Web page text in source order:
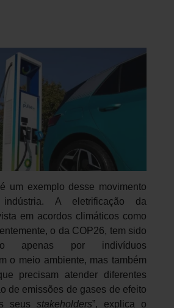
um exemplo desse movimento
A eletrificação da
em acordos climáticos como
o da COP26, tem sido
apenas por indivíduos
o meio ambiente, mas também
precisam atender diferentes
de emissões de gases de efeito
seusstakeholders”, explica o